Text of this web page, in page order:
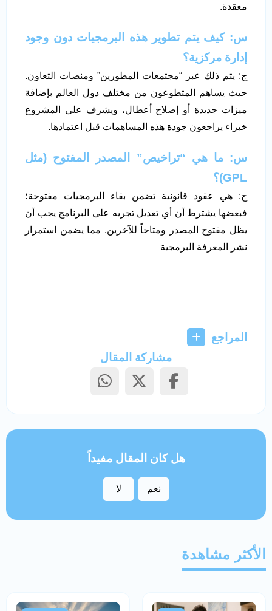
معقدة.
س: كيف يتم تطوير هذه البرمجيات دون وجود
إدارة مركزية؟
ج: يتم ذلك عبر “مجتمعات المطورين” ومنصات التعاون.
حيث يساهم المتطوعون من مختلف دول العالم بإضافة
ميزات جديدة أو إصلاح أعطال، ويشرف على المشروع
خبراء يراجعون جودة هذه المساهمات قبل اعتمادها.
س: ما هي “تراخيص” المصدر المفتوح (مثل
GPL)؟
ج: هي عقود قانونية تضمن بقاء البرمجيات مفتوحة؛
فبعضها يشترط أن أي تعديل تجريه على البرنامج يجب أن
يظل مفتوح المصدر ومتاحاً للآخرين. مما يضمن استمرار
نشر المعرفة البرمجية
المراجع
مشاركة المقال
هل كان المقال مفيداً
نعم لا
الأكثر مشاهدة